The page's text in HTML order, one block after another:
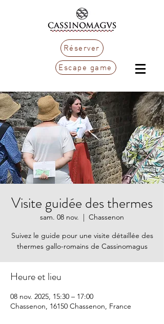
Réserver
Escape game
Visite guidée des thermes
sam. 08 nov.
  |
Chassenon
Suivez le guide pour une visite détaillée des
thermes gallo-romains de Cassinomagus
Heure et lieu
08 nov. 2025, 15:30 – 17:00
Chassenon, 16150 Chassenon, France